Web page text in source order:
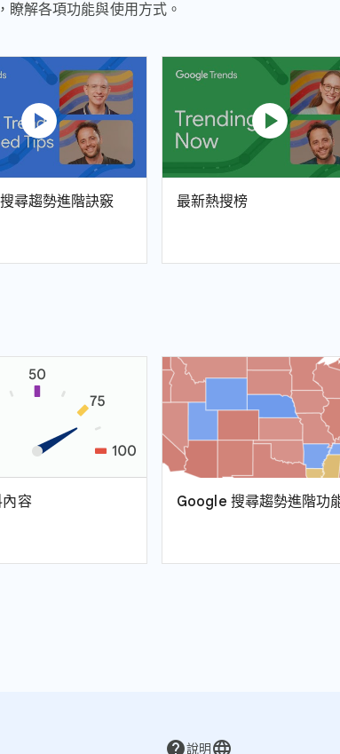
解各項功能與使用方式。
play_circle
尋趨勢進階訣竅
play_circle
最新熱搜榜
容 Google 搜尋趨勢進階功
help說明language